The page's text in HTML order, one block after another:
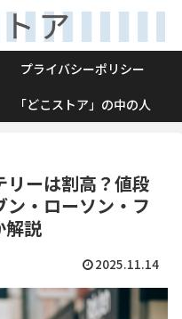
プライバシーポリシー
「どこストア」の中の人
リーは割高？値段
ン・ローソン・フ
解説
2025.11.14